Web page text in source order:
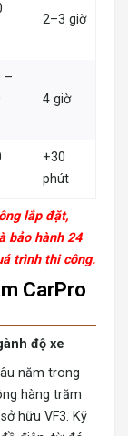
2–3 giờ
–
4 giờ
+30
phút
lắp đặt,
bảo hành 24
trình thi công.
CarPro
độ xe
năm trong
hàng trăm
hữu VF3. Kỹ